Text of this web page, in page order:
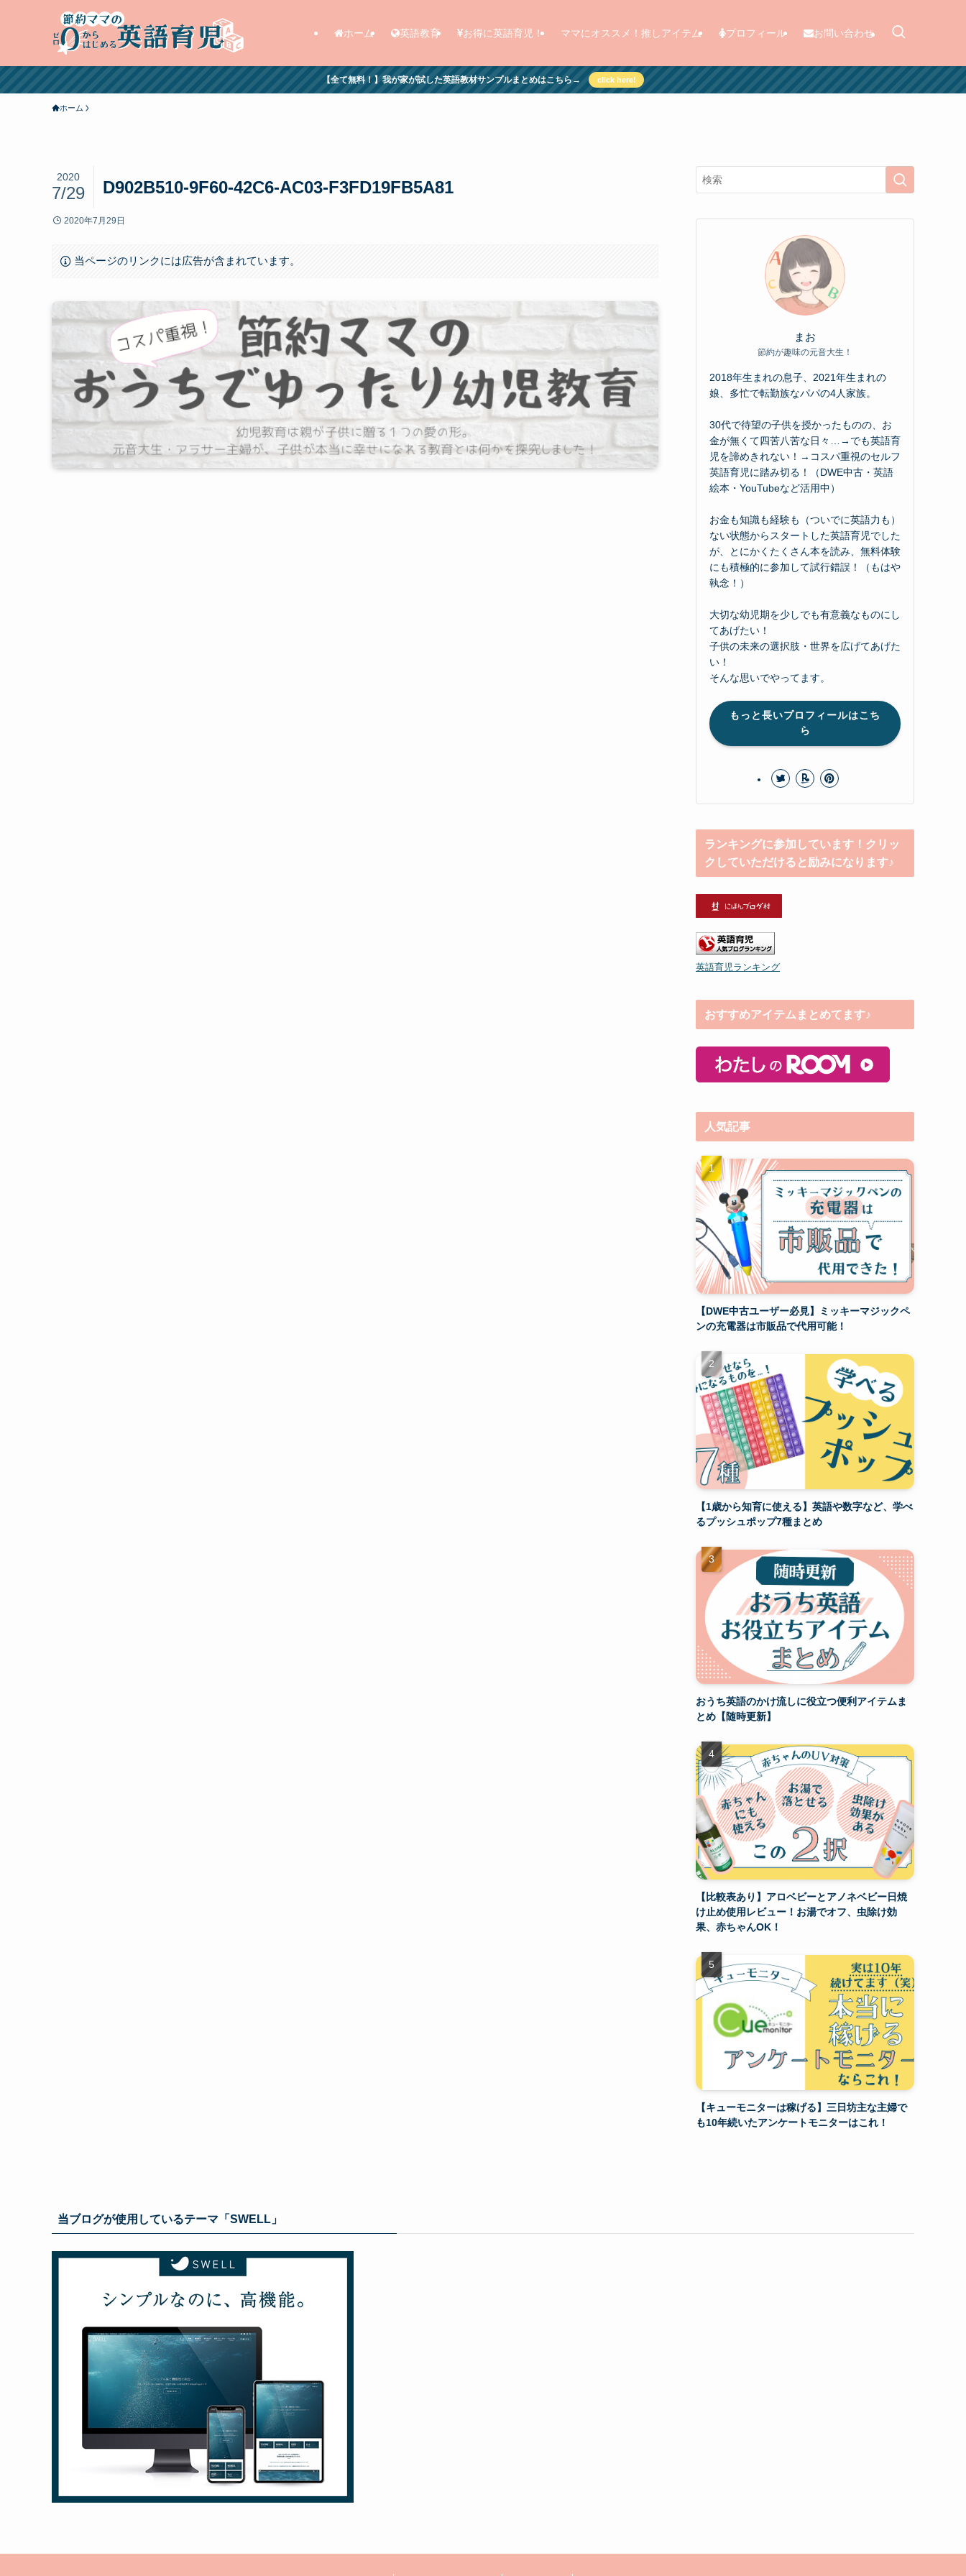
ホーム 英語教育 お得に英語育児！ ママにオススメ！推しアイテム プロフィール お問い合わせ
【全て無料！】我が家が試した英語教材サンプルまとめはこちら→ click here!
ホーム
D902B510-9F60-42C6-AC03-F3FD19FB5A81
2020
7/29
2020年7月29日
当ページのリンクには広告が含まれています。
まお
節約が趣味の元音大生！
2018年生まれの息子、2021年生まれの
娘、多忙で転勤族なパパの4人家族。
30代で待望の子供を授かったものの、お
金が無くて四苦八苦な日々…→でも英語育
児を諦めきれない！→コスパ重視のセルフ
英語育児に踏み切る！（DWE中古・英語
絵本・YouTubeなど活用中）
お金も知識も経験も（ついでに英語力も）
ない状態からスタートした英語育児でした
が、とにかくたくさん本を読み、無料体験
にも積極的に参加して試行錯誤！（もはや
執念！）
大切な幼児期を少しでも有意義なものにし
てあげたい！
子供の未来の選択肢・世界を広げてあげた
い！
そんな思いでやってます。
もっと長いプロフィールはこち
ら
ランキングに参加しています！クリッ
クしていただけると励みになります♪
英語育児ランキング
おすすめアイテムまとめてます♪
人気記事
【DWE中古ユーザー必見】ミッキーマジックペ
ンの充電器は市販品で代用可能！
【1歳から知育に使える】英語や数字など、学べ
るプッシュポップ7種まとめ
おうち英語のかけ流しに役立つ便利アイテムま
とめ【随時更新】
【比較表あり】アロベビーとアノネベビー日焼
け止め使用レビュー！お湯でオフ、虫除け効
果、赤ちゃんOK！
【キューモニターは稼げる】三日坊主な主婦で
も10年続いたアンケートモニターはこれ！
当ブログが使用しているテーマ「SWELL」